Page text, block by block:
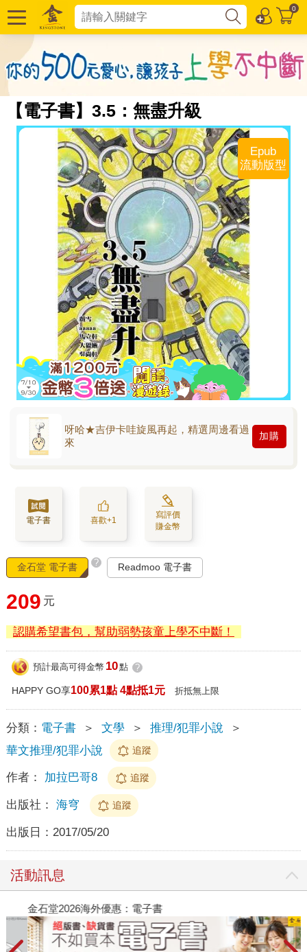
0
【電子書】3.5：無盡升級
Epub
流動版型
呀哈★吉伊卡哇旋風再起，精選周邊看過
來
加購
電子書 喜歡+1
寫評價
賺金幣
金石堂 電子書 ? Readmoo 電子書
209 元
認購希望書包，幫助弱勢孩童上學不中斷！
預計最高可得金幣 10點 ?
HAPPY GO享100累1點 4點抵1元 折抵無上限
分類： 電子書 ＞ 文學 ＞ 推理/犯罪小說
＞
華文推理/犯罪小說
追蹤
作者： 加拉巴哥8 追蹤
出版社： 海穹 追蹤
出版日： 2017/05/20
活動訊息
金石堂2026海外優惠：電子書